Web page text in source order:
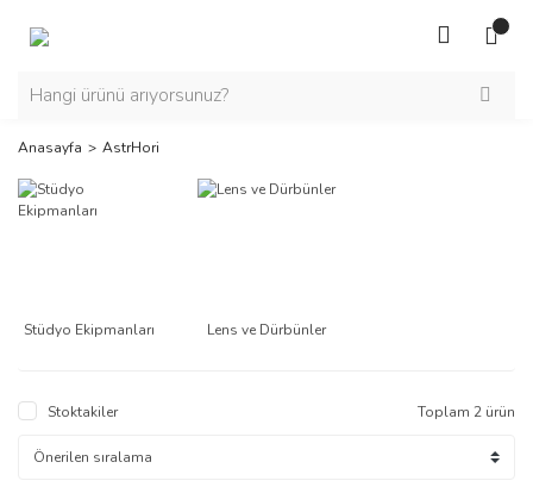
Anasayfa AstrHori
Stüdyo Ekipmanları Lens ve Dürbünler
Stoktakiler Toplam 2 ürün